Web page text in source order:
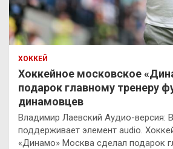
ХОККЕЙ
Хоккейное московское
подарок главному тренеру
динамовцев
Владимир Лаевский Аудио-версия:
поддерживает элемент audio.
«Динамо» Москва сделал подарок